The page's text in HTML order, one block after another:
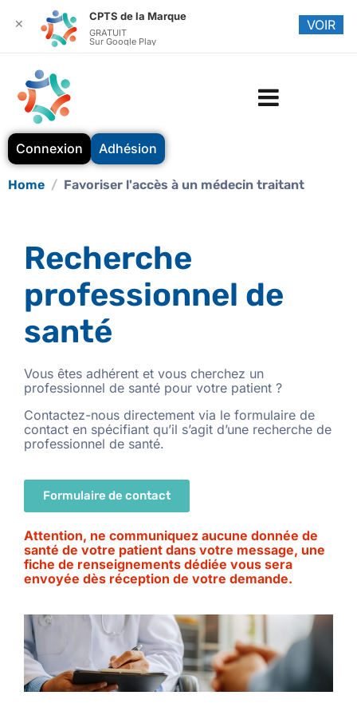
Connexion Adhésion
Home Favoriser l'accès à un médecin traitant
Recherche
professionnel de
santé
Vous êtes adhérent et vous cherchez un
professionnel de santé pour votre patient ?
Contactez-nous directement via le formulaire de
contact en spécifiant qu’il s’agit d’une recherche de
professionnel de santé.
Formulaire de contact
Attention, ne communiquez aucune donnée de
santé de votre patient dans votre message, une
fiche de renseignements dédiée vous sera
envoyée dès réception de votre demande.
✕
CPTS de la Marque
GRATUIT
Sur Google Play
VOIR